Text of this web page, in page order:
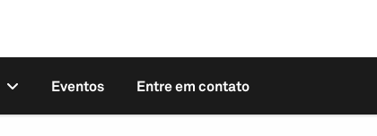
Eventos Entre em contato